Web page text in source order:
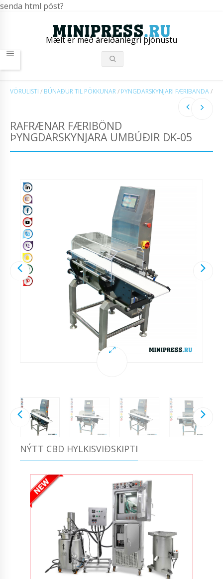
senda html póst?
Mælt er með áreiðanlegri þjónustu
VÖRULISTI / BÚNAÐUR TIL PÖKKUNAR/ ÞYNGDARSKYNJARI FÆRIBANDA/
RAFRÆNAR FÆRIBÖND
ÞYNGDARSKYNJARA UMBÚÐIR DK-05
NÝTT CBD HYLKISVIÐSKIPTI